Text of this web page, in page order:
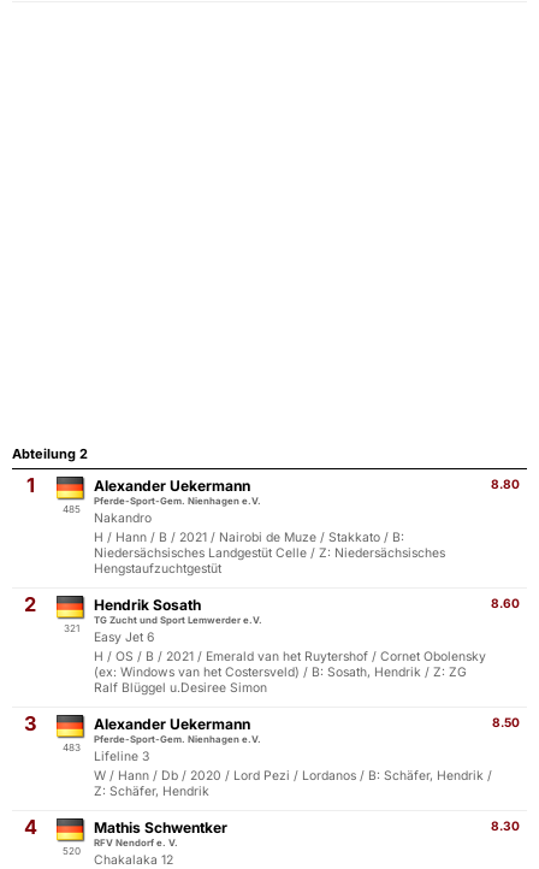
Abteilung 2
1
485
8.80
Alexander Uekermann
Pferde-Sport-Gem. Nienhagen e.V.
Nakandro
H / Hann / B / 2021 / Nairobi de Muze / Stakkato / B:
Niedersächsisches Landgestüt Celle / Z: Niedersächsisches
Hengstaufzuchtgestüt
2
321
8.60
Hendrik Sosath
TG Zucht und Sport Lemwerder e.V.
Easy Jet 6
H / OS / B / 2021 / Emerald van het Ruytershof / Cornet Obolensky
(ex: Windows van het Costersveld) / B: Sosath, Hendrik / Z: ZG
Ralf Blüggel u.Desiree Simon
3
483
8.50
Alexander Uekermann
Pferde-Sport-Gem. Nienhagen e.V.
Lifeline 3
W / Hann / Db / 2020 / Lord Pezi / Lordanos / B: Schäfer, Hendrik /
Z: Schäfer, Hendrik
4
520
8.30
Mathis Schwentker
RFV Nendorf e. V.
Chakalaka 12